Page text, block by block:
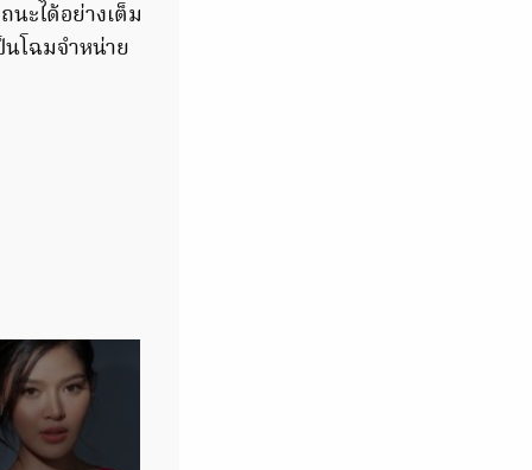
ะได้อย่างเต็ม
โฉมจำหน่าย